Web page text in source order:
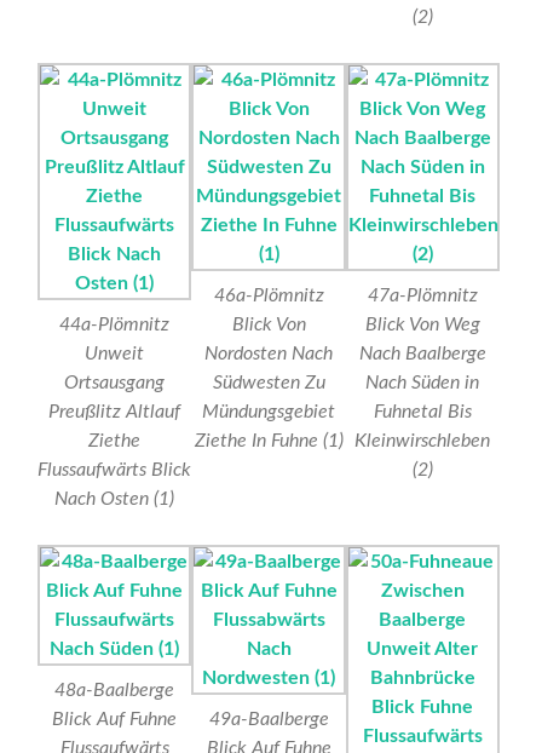
(2)
44a-Plömnitz
Unweit
Ortsausgang
Preußlitz Altlauf
Ziethe
Flussaufwärts Blick
Nach Osten (1)
46a-Plömnitz
Blick Von
Nordosten Nach
Südwesten Zu
Mündungsgebiet
Ziethe In Fuhne (1)
47a-Plömnitz
Blick Von Weg
Nach Baalberge
Nach Süden in
Fuhnetal Bis
Kleinwirschleben
(2)
48a-Baalberge
Blick Auf Fuhne
Flussaufwärts
49a-Baalberge
Blick Auf Fuhne